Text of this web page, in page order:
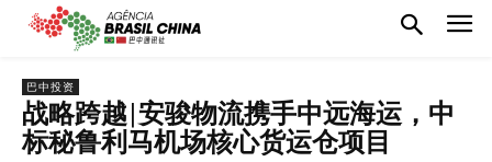
巴中投资
战略跨越|安骏物流携手中远海运，中
标秘鲁利马机场核心货运仓项目